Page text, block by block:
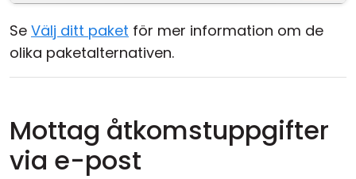
Se Välj ditt paket för mer information om de
olika paketalternativen.
Mottag åtkomstuppgifter
via e-post